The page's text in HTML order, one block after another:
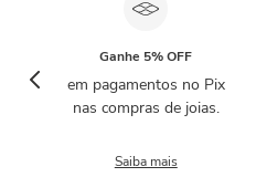
Ganhe 5% OFF
em pagamentos no Pix
nas compras de joias.
Saiba mais